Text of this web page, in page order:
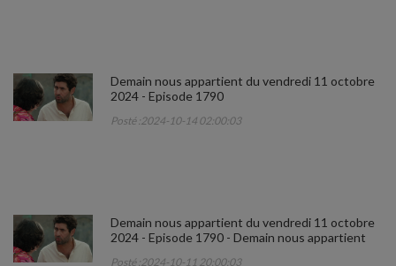
Demain nous appartient du vendredi 11 octobre
2024 - Episode 1790
Posté :2024-10-14 02:00:03
Demain nous appartient du vendredi 11 octobre
2024 - Episode 1790 - Demain nous appartient
Posté :2024-10-11 20:00:03